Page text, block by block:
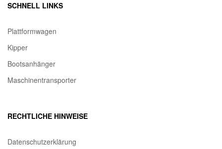
SCHNELL LINKS
Plattformwagen
Kipper
Bootsanhänger
Maschinentransporter
RECHTLICHE HINWEISE
Datenschutzerklärung